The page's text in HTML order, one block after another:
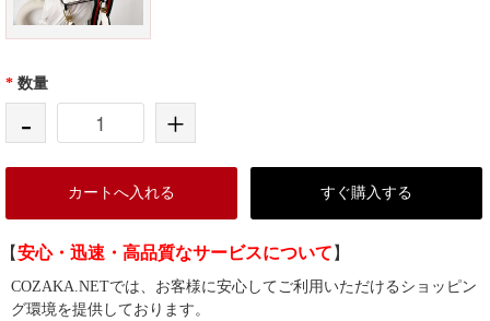
* 数量
- +
カートへ入れる すぐ購入する
【安心・迅速・高品質なサービスについて 】
COZAKA.NETでは、お客様に安心してご利用いただけるショッピン
グ環境を提供しております。